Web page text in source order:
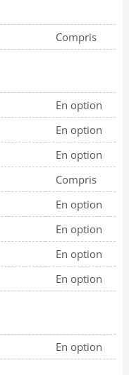
Compris
En option
En option
En option
Compris
En option
En option
En option
En option
En option